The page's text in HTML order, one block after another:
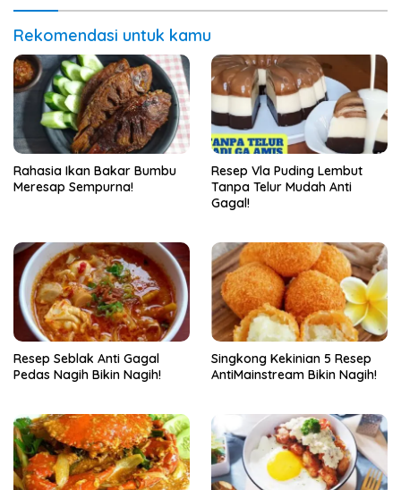
Rekomendasi untuk kamu
Rahasia Ikan Bakar Bumbu
Meresap Sempurna!
Resep Vla Puding Lembut
Tanpa Telur Mudah Anti
Gagal!
Resep Seblak Anti Gagal
Pedas Nagih Bikin Nagih!
Singkong Kekinian 5 Resep
AntiMainstream Bikin Nagih!